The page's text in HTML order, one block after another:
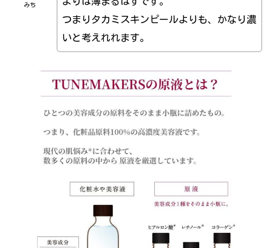
みち
つまりタカミスキンピールよりも、かなり濃
いと考えれれます。